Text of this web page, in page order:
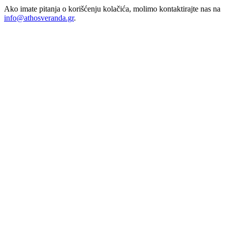
Ako imate pitanja o korišćenju kolačića, molimo kontaktirajte nas na
info@athosveranda.gr.